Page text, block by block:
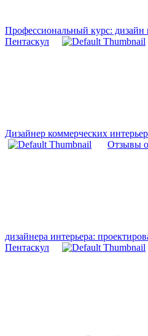
Профессиональный курс: дизайн
Пентаскул
Дизайнер коммерческих
Отзывы
дизайнера интерьера:
Пентаскул